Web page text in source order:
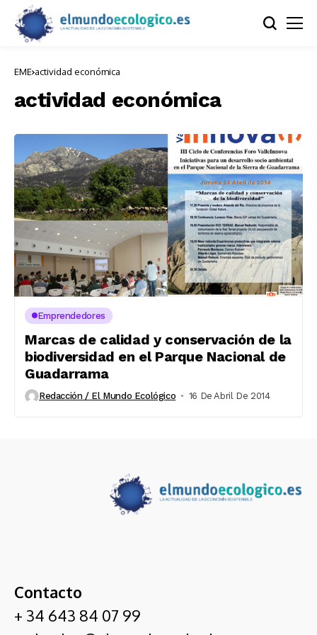
EME actividad económica
actividad económica
Emprendedores
Marcas de calidad y conservación de la
biodiversidad en el Parque Nacional de
Guadarrama
Redacción / El Mundo Ecológico 16 De Abril De 2014
Contacto
+ 34 643 84 07 99